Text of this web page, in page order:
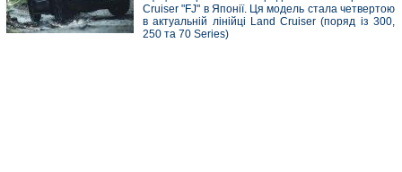
Cruiser "FJ" в Японії. Ця модель стала четвертою
в актуальній лінійці Land Cruiser (поряд із 300,
250 та 70 Series)